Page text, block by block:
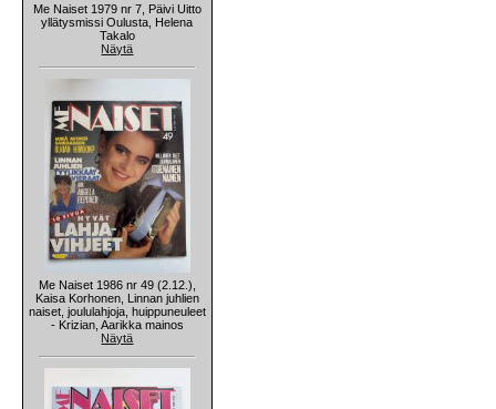
Me Naiset 1979 nr 7, Päivi Uitto
yllätysmissi Oulusta, Helena
Takalo
Näytä
Me Naiset 1986 nr 49 (2.12.),
Kaisa Korhonen, Linnan juhlien
naiset, joululahjoja, huippuneuleet
- Krizian, Aarikka mainos
Näytä